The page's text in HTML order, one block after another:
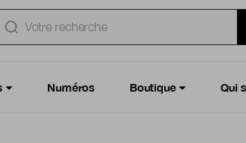
Numéros Boutique Qui